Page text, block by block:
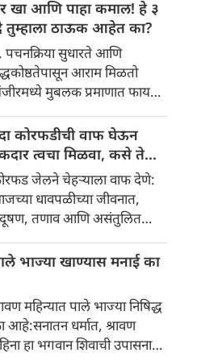
तर्कदेखील आहेत. चला, या
परंपरेमागील अर्थ
समजून घेऊया.
बदल घडवून आणणार
आहे. विशेषतः ३ ऑगस्ट रोजी एक
दुर्मिळ आणि फलदायी
(संयोग) तयार होत आहे.
दिवशी तयार होणारे शुभ योग,
स्थिती आणि या गोचरमुळे
नशीब उजळणार आहे अशा
राशींबद्दल आपण जाणून
खा आणि पाहा कमाल! हे ३
तुम्हाला ठाऊक आहेत का?
पचनक्रिया सुधारते आणि
आराम मिळतो
मुबलक प्रमाणात फायबर
गॅस किंवा अपचनाचा
होत असेल, तर अंजीर
तुमच्यासाठी वरदान ठरू शकते. हे
स्वच्छता ठेवण्यास मदत
मजबूत करून पोट
होण्यास मदत करते.
कोरफडीची वाफ घेऊन
त्वचा मिळवा, कसे ते
जेलने चेहऱ्याला वाफ देणे:
धावपळीच्या जीवनात,
तणाव आणि असंतुलित
परिणाम होऊ शकतो.
होते, ज्यामुळे निस्तेजपणा, मुरुमे
ब्लॅकहेड्स यांसारख्या समस्या
होतात.
भाज्या खाण्यास मनाई का
महिन्यात पाले भाज्या निषिद्ध
आहे:सनातन धर्मात, श्रावण
हा भगवान शिवाची उपासना